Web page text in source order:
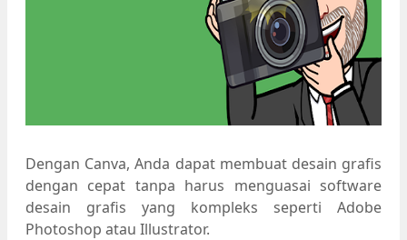
Dengan Canva, Anda dapat membuat desain grafis
dengan cepat tanpa harus menguasai software
desain grafis yang kompleks seperti Adobe
Photoshop atau Illustrator.